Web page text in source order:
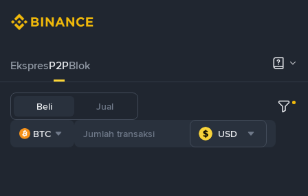
EkspresP2PBlok
Beli Jual
BTC USD